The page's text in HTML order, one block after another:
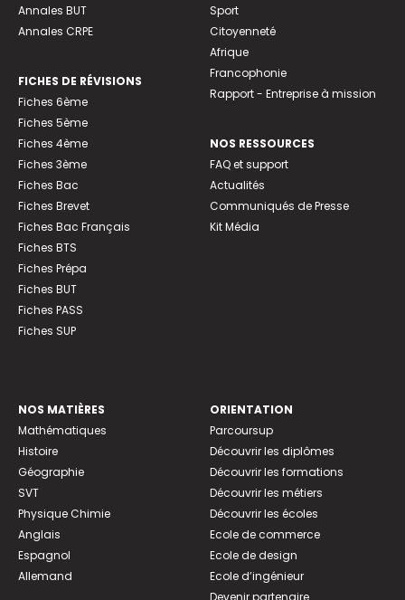
Annales BUT
Annales CRPE
FICHES DE RÉVISIONS
Fiches 6ème
Fiches 5ème
Fiches 4ème
Fiches 3ème
Fiches Bac
Fiches Brevet
Fiches Bac Français
Fiches BTS
Fiches Prépa
Fiches BUT
Fiches PASS
Fiches SUP
Sport
Citoyenneté
Afrique
Francophonie
Rapport - Entreprise à mission
NOS RESSOURCES
FAQ et support
Actualités
Communiqués de Presse
Kit Média
NOS MATIÈRES
Mathématiques
Histoire
Géographie
SVT
Physique Chimie
Anglais
Espagnol
Allemand
ORIENTATION
Parcoursup
Découvrir les diplômes
Découvrir les formations
Découvrir les métiers
Découvrir les écoles
Ecole de commerce
Ecole de design
Ecole d’ingénieur
Devenir partenaire